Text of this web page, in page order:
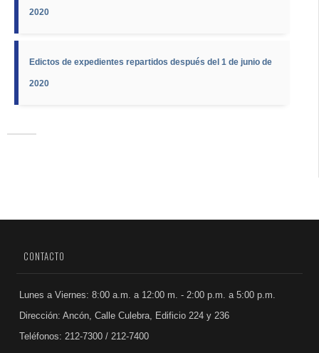
2020
Edictos de expedientes repartidos después del 1 de junio de
2020
CONTACTO
Lunes a Viernes: 8:00 a.m. a 12:00 m. - 2:00 p.m. a 5:00 p.m.
Dirección: Ancón, Calle Culebra, Edificio 224 y 236
Teléfonos: 212-7300 / 212-7400